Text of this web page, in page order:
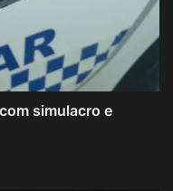
simulacro e